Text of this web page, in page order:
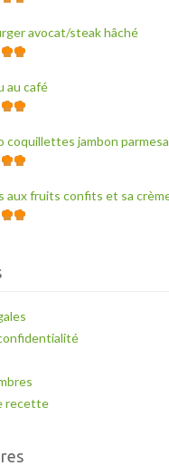
avocat/steak hâché
au café
coquillettes jambon
aux fruits confits et sa
recette